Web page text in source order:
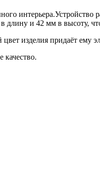
и 42 мм в высоту,
изделия придаёт ему
качество.